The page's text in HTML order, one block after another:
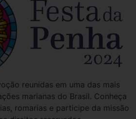
reunidas em uma das mais
marianas do Brasil. Conheça
romarias e participe da missão